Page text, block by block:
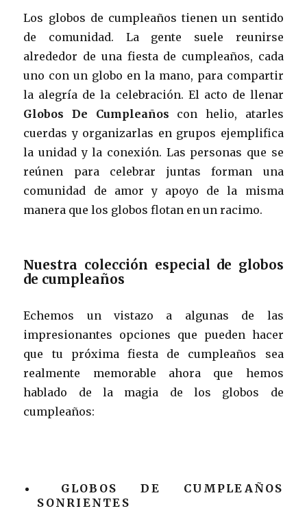
Los globos de cumpleaños tienen un sentido
de comunidad. La gente suele reunirse
alrededor de una fiesta de cumpleaños, cada
uno con un globo en la mano, para compartir
la alegría de la celebración. El acto de llenar
Globos De Cumpleaños con helio, atarles
cuerdas y organizarlas en grupos ejemplifica
la unidad y la conexión. Las personas que se
reúnen para celebrar juntas forman una
comunidad de amor y apoyo de la misma
manera que los globos flotan en un racimo.
Nuestra colección especial de globos
de cumpleaños
Echemos un vistazo a algunas de las
impresionantes opciones que pueden hacer
que tu próxima fiesta de cumpleaños sea
realmente memorable ahora que hemos
hablado de la magia de los globos de
cumpleaños:
GLOBOS DE CUMPLEAÑOS
SONRIENTES